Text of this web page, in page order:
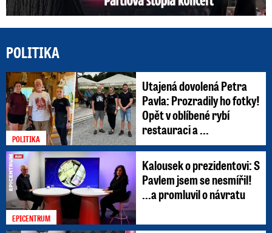
POLITIKA
POLITIKA
Utajená dovolená Petra
Pavla: Prozradily ho fotky!
Opět v oblíbené rybí
restauraci a ...
EPICENTRUM
Kalousek o prezidentovi: S
Pavlem jsem se nesmířil!
...a promluvil o návratu